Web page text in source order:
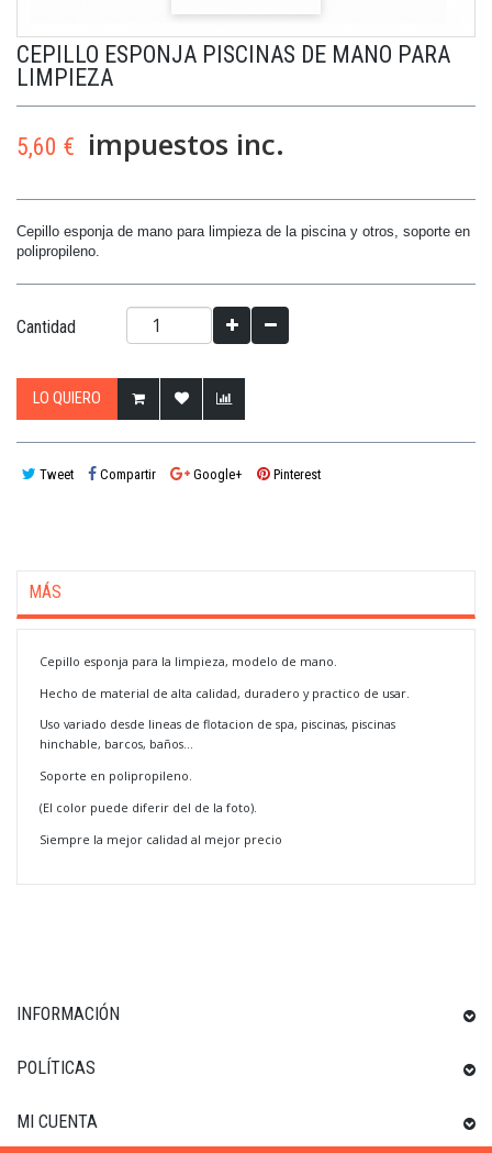
CEPILLO ESPONJA PISCINAS DE MANO PARA
LIMPIEZA
5,60 € impuestos inc.
Cepillo esponja de mano para limpieza de la piscina y otros, soporte en
polipropileno.
Cantidad
LO QUIERO
Tweet Compartir Google+ Pinterest
MÁS
Cepillo esponja para la limpieza, modelo de mano.
Hecho de material de alta calidad, duradero y practico de usar.
Uso variado desde lineas de flotacion de spa, piscinas, piscinas
hinchable, barcos, baños...
Soporte en polipropileno.
(El color puede diferir del de la foto).
Siempre la mejor calidad al mejor precio
INFORMACIÓN
POLÍTICAS
MI CUENTA